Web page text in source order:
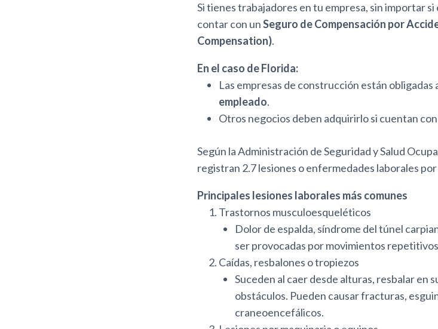
Si tienes trabajadores en tu empresa, sin importar
contar con unSeguro de Compensación por
Compensation).
En el caso de Florida:
Las empresas de construcción están
empleado.
Otros negocios deben adquirirlo si cuentan con
Según la Administración de Seguridad y Salud
registran 2.7 lesiones o enfermedades laborales
Principales lesiones laborales más comunes
Trastornos musculoesqueléticos
Dolor de espalda, síndrome del túnel
ser provocadas por movimientos
Caídas, resbalones o tropiezos
Suceden al caer desde alturas, resbalar en
obstáculos. Pueden causar fracturas,
craneoencefálicos.